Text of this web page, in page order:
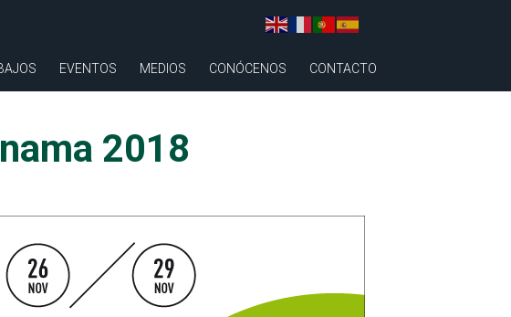
EVENTOS MEDIOS CONÓCENOS CONTACTO
2018